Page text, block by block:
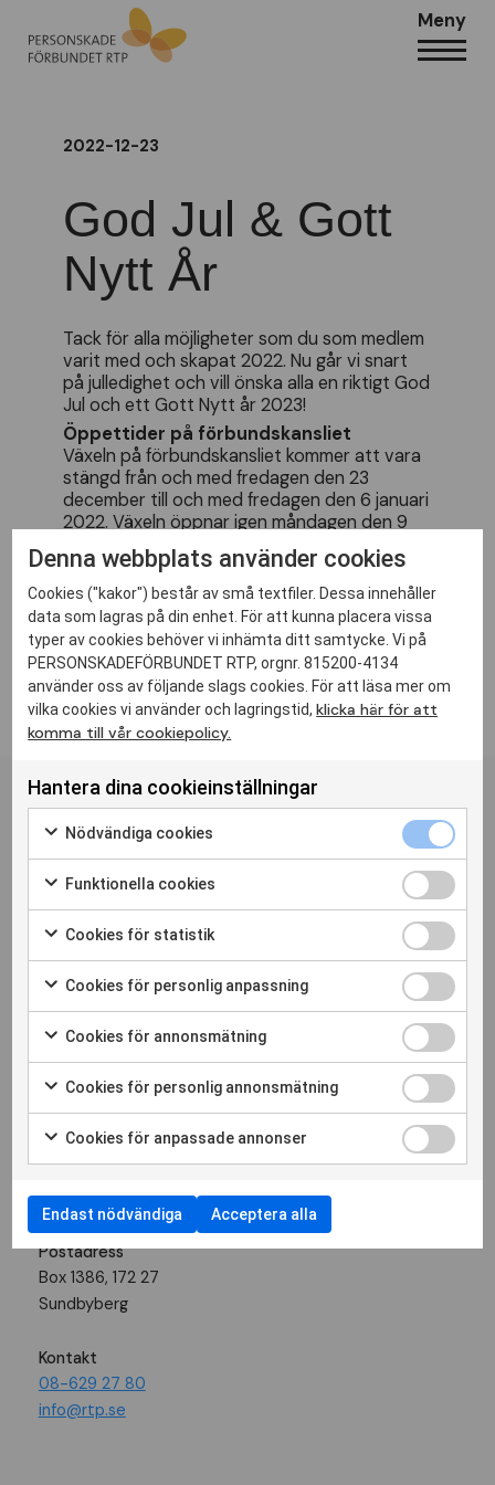
Meny
2022-12-23
God Jul & Gott
Nytt År
Tack för alla möjligheter som du som medlem
varit med och skapat 2022. Nu går vi snart
på julledighet och vill önska alla en riktigt God
Jul och ett Gott Nytt år 2023!
Öppettider på förbundskansliet
Växeln på förbundskansliet kommer att vara
stängd från och med fredagen den 23
december till och med fredagen den 6 januari
2022. Växeln öppnar igen måndagen den 9
nyhetsbrev
Prenumerera
Bli medlem Press
Nyheter
Hitta din förening
Medlemstidningen Liv
Cookiepolicy
Cookie-inställningar
Följ oss
Besöksadress
Landsvägen 50 A
Sundbyberg
Postadress
Box 1386, 172 27
Sundbyberg
Kontakt
08-629 27 80
info@rtp.se
Denna webbplats använder cookies
Cookies ("kakor") består av små textfiler. Dessa innehåller
data som lagras på din enhet. För att kunna placera vissa
typer av cookies behöver vi inhämta ditt samtycke. Vi på
PERSONSKADEFÖRBUNDET RTP, orgnr. 815200-4134
använder oss av följande slags cookies. För att läsa mer om
vilka cookies vi använder och lagringstid,klicka här för att
komma till vår cookiepolicy.
Hantera dina cookieinställningar
Nödvändiga cookies
Funktionella cookies
Cookies för statistik
Cookies för personlig anpassning
Cookies för annonsmätning
Cookies för personlig annonsmätning
Cookies för anpassade annonser
Endast nödvändiga Acceptera alla